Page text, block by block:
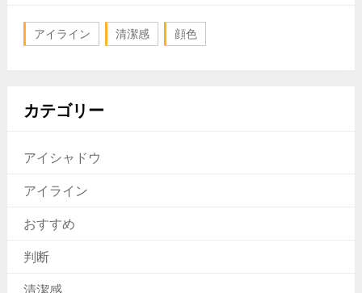
アイライン 清潔感 顔色
カテゴリー
アイシャドウ
アイライン
おすすめ
判断